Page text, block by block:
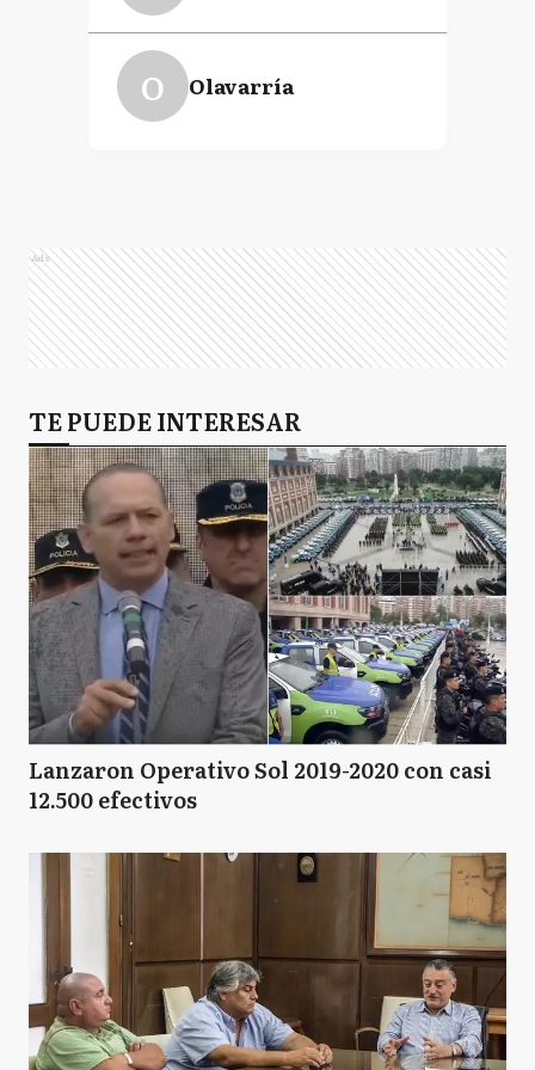
O Olavarría
Ads
TE PUEDE INTERESAR
Lanzaron Operativo Sol 2019-2020 con casi
12.500 efectivos